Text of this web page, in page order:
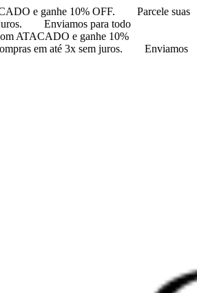
e ganhe 10% OFF.
Parcele suas
Enviamos para todo
ATACADO e ganhe 10%
em até 3x sem juros.
Enviamos